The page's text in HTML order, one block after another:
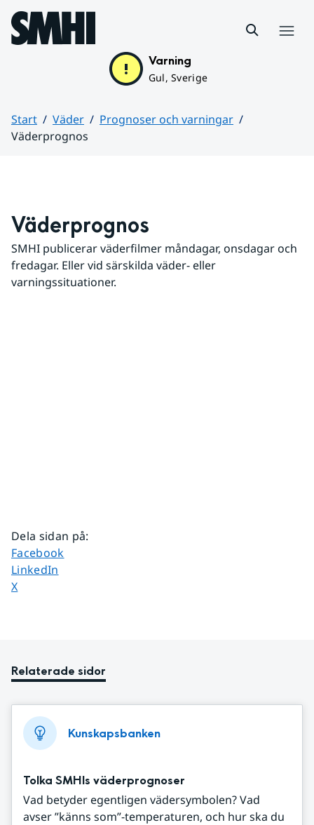
Hoppa till sidans innehåll
Varning
Gul, Sverige
Start Väder
Prognoser och varningar
Väderprognos
Väderprognos
SMHI publicerar väderfilmer måndagar, onsdagar och
fredagar. Eller vid särskilda väder- eller
varningssituationer.
Dela sidan på:
Dela sidan på
Facebook
Dela sidan på
LinkedIn
Dela sidan på
X
Relaterade sidor
Kunskapsbanken
Tolka SMHIs väderprognoser
Vad betyder egentligen vädersymbolen? Vad
avser ”känns som”-temperaturen, och hur ska du